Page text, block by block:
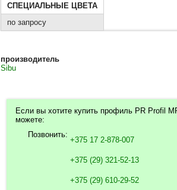
СПЕЦИАЛЬНЫЕ ЦВЕТА
по запросу
производитель
Sibu
Если вы хотите купить профиль PR Profil
можете:
Позвонить:
+375 17 2-878-007
+375 (29) 321-52-13
+375 (29) 610-29-52